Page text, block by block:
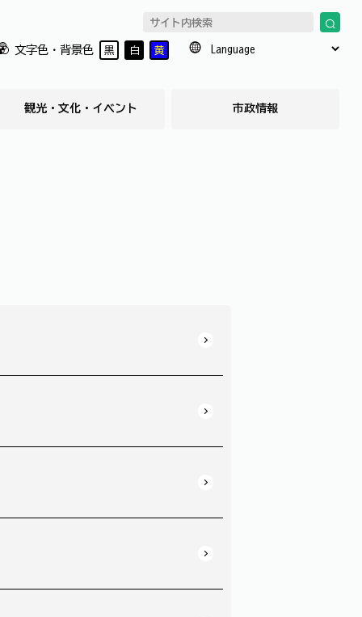
文字色・背景色 黒 白 黄
観光・文化・イベント 市政情報